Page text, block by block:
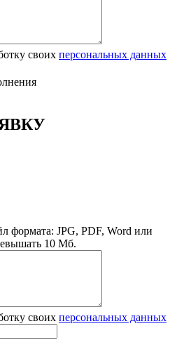
своих персональных данных
формата: JPG, PDF, Word или
10 Мб.
своих персональных данных